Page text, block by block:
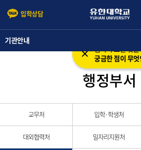
본문 바로가기 주메뉴 바로가기
입학상담
입학의 모든 것
궁금한 점이 무
기관안내
행정부서
교무처 입학·학생처
대외협력처 일자리지원처